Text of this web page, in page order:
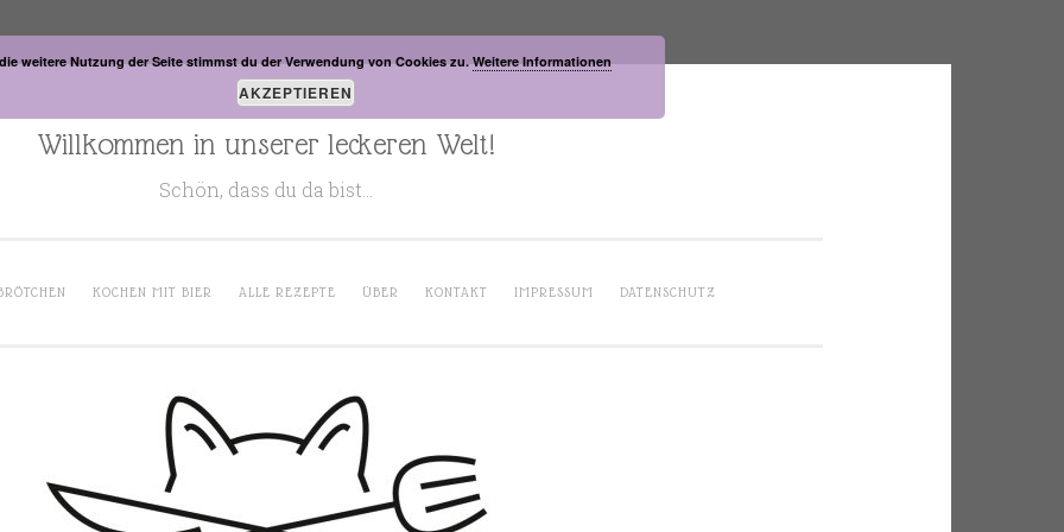
Willkommen in unserer leckeren Welt!
Schön, dass du da bist…
KOCHEN MIT BIER ALLE REZEPTE ÜBER KONTAKT IMPRESSUM DATENSCHUTZ
weitere Nutzung der Seite stimmst du der Verwendung von Cookies zu. Weitere Informationen
AKZEPTIEREN